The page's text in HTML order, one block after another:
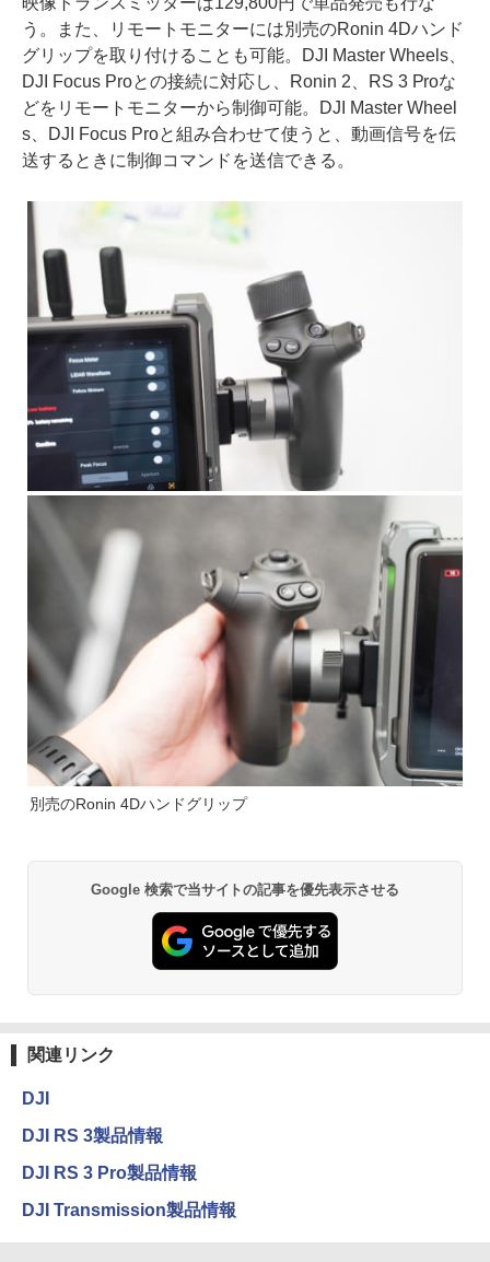
う。また、リモートモニターには別売のRonin 4Dハンド
グリップを取り付けることも可能。DJI Master Wheels、
DJI Focus Proとの接続に対応し、Ronin 2、RS 3 Proな
どをリモートモニターから制御可能。DJI Master Wheel
s、DJI Focus Proと組み合わせて使うと、動画信号を伝
送するときに制御コマンドを送信できる。
別売のRonin 4Dハンドグリップ
Google 検索で当サイトの記事を優先表示させる
関連リンク
DJI
DJI RS 3製品情報
DJI RS 3 Pro製品情報
DJI Transmission製品情報